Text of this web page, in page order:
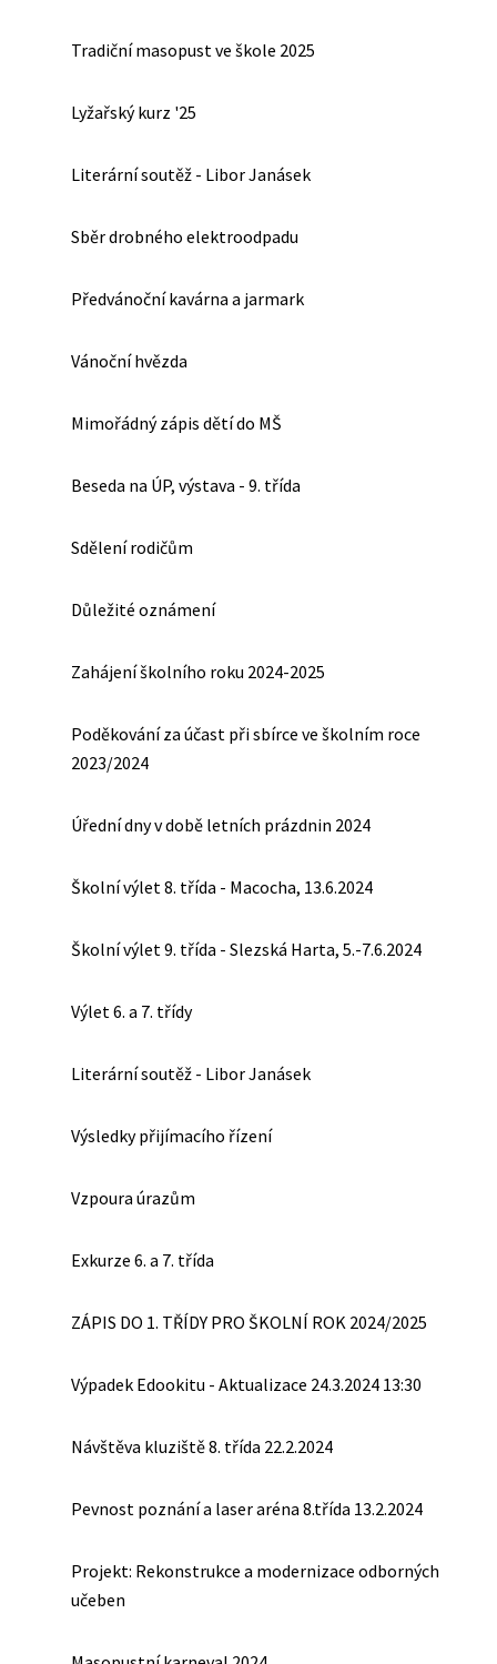
Tradiční masopust ve škole 2025
Lyžařský kurz '25
Literární soutěž - Libor Janásek
Sběr drobného elektroodpadu
Předvánoční kavárna a jarmark
Vánoční hvězda
Mimořádný zápis dětí do MŠ
Beseda na ÚP, výstava - 9. třída
Sdělení rodičům
Důležité oznámení
Zahájení školního roku 2024-2025
Poděkování za účast při sbírce ve školním roce
2023/2024
Úřední dny v době letních prázdnin 2024
Školní výlet 8. třída - Macocha, 13.6.2024
Školní výlet 9. třída - Slezská Harta, 5.-7.6.2024
Výlet 6. a 7. třídy
Literární soutěž - Libor Janásek
Výsledky přijímacího řízení
Vzpoura úrazům
Exkurze 6. a 7. třída
ZÁPIS DO 1. TŘÍDY PRO ŠKOLNÍ ROK 2024/2025
Výpadek Edookitu - Aktualizace 24.3.2024 13:30
Návštěva kluziště 8. třída 22.2.2024
Pevnost poznání a laser aréna 8.třída 13.2.2024
Projekt: Rekonstrukce a modernizace odborných
učeben